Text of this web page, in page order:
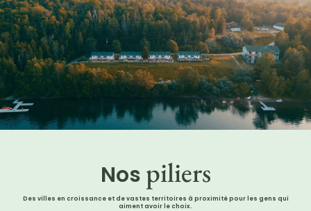
Nos piliers
Des villes en croissance et de vastes territoires à proximité pour les gens qui
aiment avoir le choix.